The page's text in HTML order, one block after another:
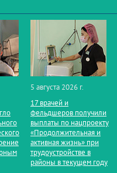
5 августа 2026 г.
17 врачей и
фельдшеров получили
выплаты по нацпроекту
«Продолжительная и
активная жизнь» при
трудоустройстве в
районы в текущем году